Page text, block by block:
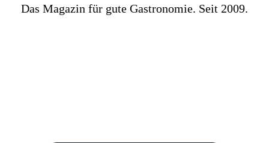
Das Magazin für gute Gastronomie. Seit 2009.